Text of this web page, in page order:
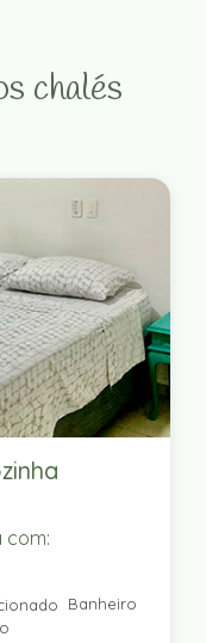
chalés
com:
Banheiro